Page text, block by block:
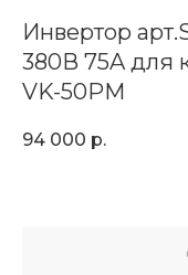
Инвертор
380В 75A для
VK-50PM
94 000 р.